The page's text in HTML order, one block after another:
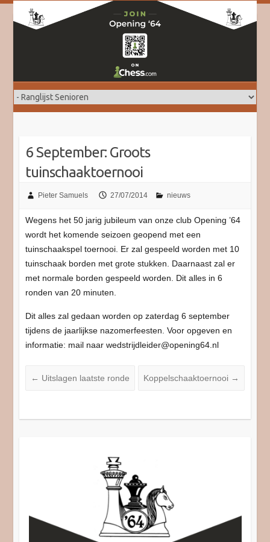
Doorgaan
naar
6 September: Groots
tuinschaaktoernooi
Pieter Samuels 27/07/2014 nieuws
Wegens het 50 jarig jubileum van onze club Opening ’64
wordt het komende seizoen geopend met een
tuinschaakspel toernooi. Er zal gespeeld worden met 10
tuinschaak borden met grote stukken. Daarnaast zal er
met normale borden gespeeld worden. Dit alles in 6
ronden van 20 minuten.
Dit alles zal gedaan worden op zaterdag 6 september
tijdens de jaarlijkse nazomerfeesten. Voor opgeven en
informatie: mail naar wedstrijdleider@opening64.nl
← Uitslagen laatste ronde Koppelschaaktoernooi →